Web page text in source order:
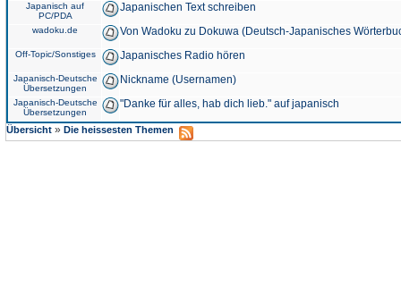
Japanisch auf
PC/PDA
Japanischen Text schreiben
wadoku.de Von Wadoku zu Dokuwa (Deutsch-Japanisches
Off-Topic/Sonstiges Japanisches Radio hören
Japanisch-Deutsche
Übersetzungen
Nickname (Usernamen)
Japanisch-Deutsche
Übersetzungen
"Danke für alles, hab dich lieb." auf japanisch
Übersicht » Die heissesten Themen